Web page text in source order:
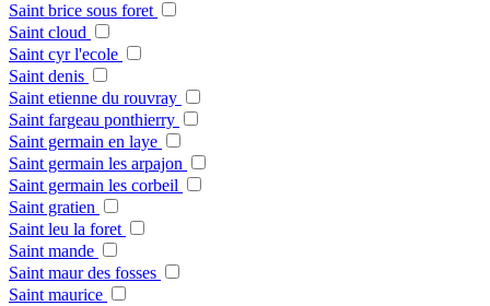
Saint brice sous foret
Saint cloud
Saint cyr l'ecole
Saint denis
Saint etienne du rouvray
Saint fargeau ponthierry
Saint germain en laye
Saint germain les arpajon
Saint germain les corbeil
Saint gratien
Saint leu la foret
Saint mande
Saint maur des fosses
Saint maurice